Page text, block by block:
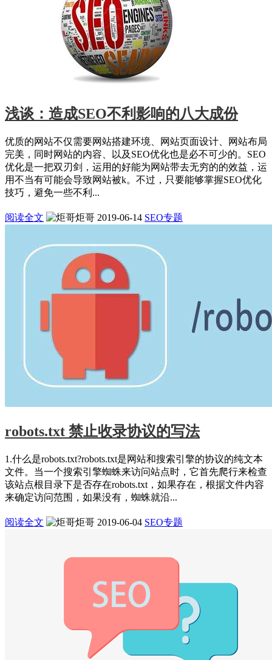
浅谈：造成SEO不利影响的八大成份
优质的网站不仅需要网站搭建环境、网站页面设计、网站布局
完美，同时网站的内容、以及SEO优化也是必不可少的。SEO
优化是一把双刃剑，运用的好能为网站带去无穷的的效益，运
用不当有可能会导致网站被k。不过，只要能够掌握SEO优化
技巧，避免一些不利...
阅读全文 炬哥 2019-06-14 SEO专题
robots.txt 禁止收录协议的写法
1.什么是robots.txt?robots.txt是网站和搜索引擎的协议的纯文本
文件。当一个搜索引擎蜘蛛来访问站点时，它首先爬行来检查
该站点根目录下是否存在robots.txt，如果存在，根据文件内容
来确定访问范围，如果没有，蜘蛛就沿...
阅读全文 炬哥 2019-06-04 SEO专题